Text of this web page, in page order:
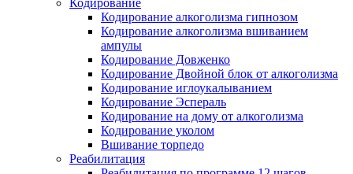
Кодирование
Кодирование алкоголизма гипнозом
Кодирование алкоголизма вшиванием
ампулы
Кодирование Довженко
Кодирование Двойной блок от алкоголизма
Кодирование иглоукалыванием
Кодирование Эспераль
Кодирование на дому от алкоголизма
Кодирование уколом
Вшивание торпедо
Реабилитация